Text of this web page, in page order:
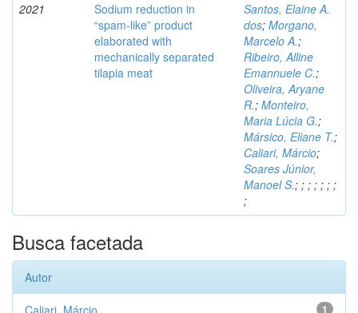
2021
Sodium reduction in
“spam-like” product
elaborated with
mechanically separated
tilapia meat
Santos, Elaine A.
dos; Morgano,
Marcelo A.;
Ribeiro, Alline
Emannuele C.;
Oliveira, Aryane
R.; Monteiro,
Maria Lúcia G.;
Mársico, Eliane T.;
Caliari, Márcio;
Soares Júnior,
Manoel S.; ; ; ; ; ; ;
;
Busca facetada
Autor
1